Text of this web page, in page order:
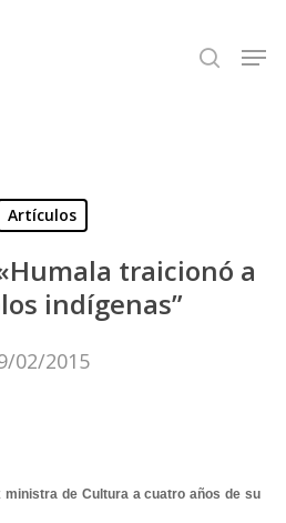
search
Artículos
traicionó a
indígenas”
02/2015
de Cultura a cuatro años de su
Close